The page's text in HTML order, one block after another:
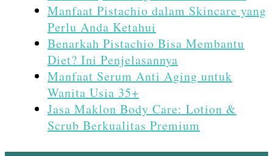
Manfaat Pistachio dalam Skincare yang
Perlu Anda Ketahui
Benarkah Pistachio Bisa Membantu
Diet? Ini Penjelasannya
Manfaat Serum Anti Aging untuk
Wanita Usia 35+
Jasa Maklon Body Care: Lotion &
Scrub Berkualitas Premium